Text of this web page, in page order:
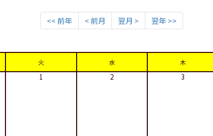
<< 前年 < 前月 翌月 > 翌年 >>
火 水 木
1 2 3